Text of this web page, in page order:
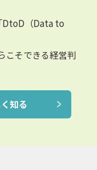
DtoD（Data to
こそできる経営判
知る